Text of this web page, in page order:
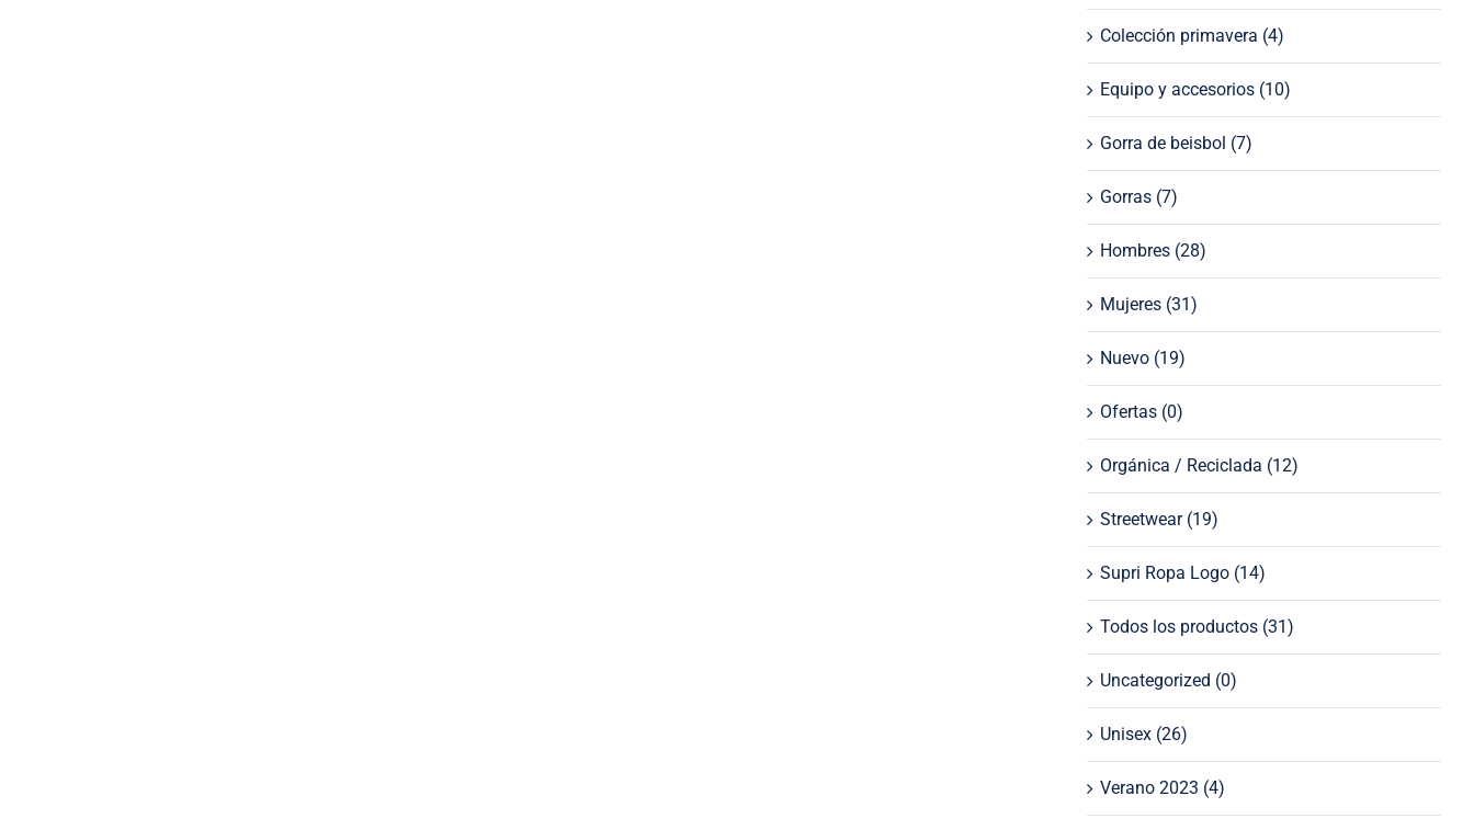
Colección primavera (4)
Equipo y accesorios (10)
Gorra de beisbol (7)
Gorras (7)
Hombres (28)
Mujeres (31)
Nuevo (19)
Ofertas (0)
Orgánica / Reciclada (12)
Streetwear (19)
Supri Ropa Logo (14)
Todos los productos (31)
Uncategorized (0)
Unisex (26)
Verano 2023 (4)